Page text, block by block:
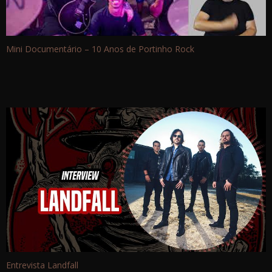
Mini Documentário – 10 Anos de Portinho Rock
Entrevista Landfall